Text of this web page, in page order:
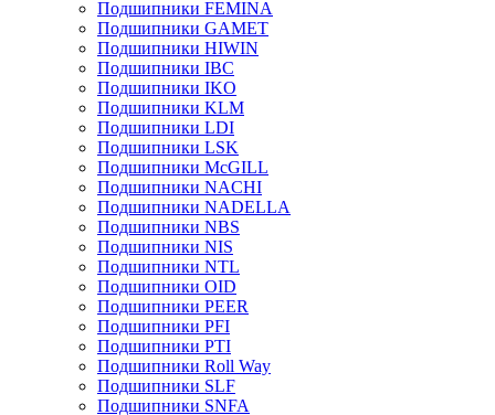
Подшипники FEMINA
Подшипники GAMET
Подшипники HIWIN
Подшипники IBC
Подшипники IKO
Подшипники KLM
Подшипники LDI
Подшипники LSK
Подшипники McGILL
Подшипники NACHI
Подшипники NADELLA
Подшипники NBS
Подшипники NIS
Подшипники NTL
Подшипники OID
Подшипники PEER
Подшипники PFI
Подшипники PTI
Подшипники Roll Way
Подшипники SLF
Подшипники SNFA